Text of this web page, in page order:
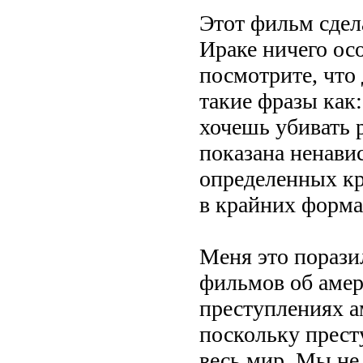
Этот фильм
Ираке ничего
посмотрите,
такие фразы
хочешь убивать
показана
определенных
в крайних
Меня это
фильмов об
преступлениях
поскольку